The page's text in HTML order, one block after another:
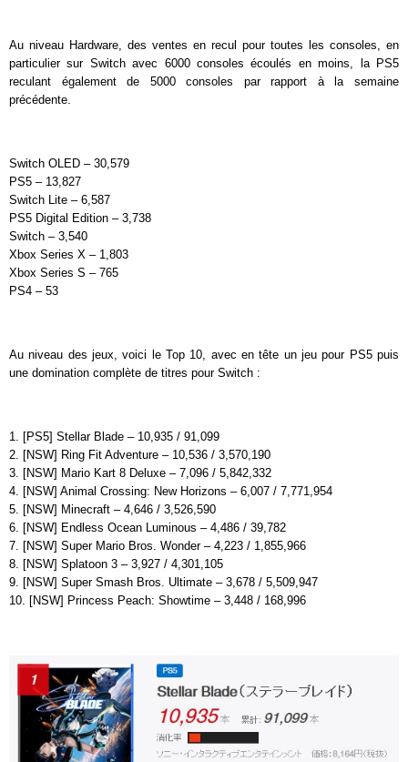
Au niveau Hardware, des ventes en recul pour toutes les consoles, en
particulier sur Switch avec 6000 consoles écoulés en moins, la PS5
reculant également de 5000 consoles par rapport à la semaine
précédente.
Switch OLED – 30,579
PS5 – 13,827
Switch Lite – 6,587
PS5 Digital Edition – 3,738
Switch – 3,540
Xbox Series X – 1,803
Xbox Series S – 765
PS4 – 53
Au niveau des jeux, voici le Top 10, avec en tête un jeu pour PS5 puis
une domination complète de titres pour Switch :
1. [PS5] Stellar Blade – 10,935 / 91,099
2. [NSW] Ring Fit Adventure – 10,536 / 3,570,190
3. [NSW] Mario Kart 8 Deluxe – 7,096 / 5,842,332
4. [NSW] Animal Crossing: New Horizons – 6,007 / 7,771,954
5. [NSW] Minecraft – 4,646 / 3,526,590
6. [NSW] Endless Ocean Luminous – 4,486 / 39,782
7. [NSW] Super Mario Bros. Wonder – 4,223 / 1,855,966
8. [NSW] Splatoon 3 – 3,927 / 4,301,105
9. [NSW] Super Smash Bros. Ultimate – 3,678 / 5,509,947
10. [NSW] Princess Peach: Showtime – 3,448 / 168,996